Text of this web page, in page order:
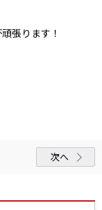
張ります！
次へ